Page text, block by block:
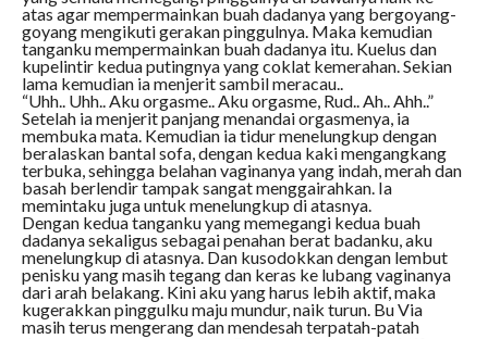
atas agar mempermainkan buah dadanya yang bergoyang-
goyang mengikuti gerakan pinggulnya. Maka kemudian
tanganku mempermainkan buah dadanya itu. Kuelus dan
kupelintir kedua putingnya yang coklat kemerahan. Sekian
lama kemudian ia menjerit sambil meracau..
“Uhh.. Uhh.. Aku orgasme.. Aku orgasme, Rud.. Ah.. Ahh..”
Setelah ia menjerit panjang menandai orgasmenya, ia
membuka mata. Kemudian ia tidur menelungkup dengan
beralaskan bantal sofa, dengan kedua kaki mengangkang
terbuka, sehingga belahan vaginanya yang indah, merah dan
basah berlendir tampak sangat menggairahkan. Ia
memintaku juga untuk menelungkup di atasnya.
Dengan kedua tanganku yang memegangi kedua buah
dadanya sekaligus sebagai penahan berat badanku, aku
menelungkup di atasnya. Dan kusodokkan dengan lembut
penisku yang masih tegang dan keras ke lubang vaginanya
dari arah belakang. Kini aku yang harus lebih aktif, maka
kugerakkan pinggulku maju mundur, naik turun. Bu Via
masih terus mengerang dan mendesah terpatah-patah